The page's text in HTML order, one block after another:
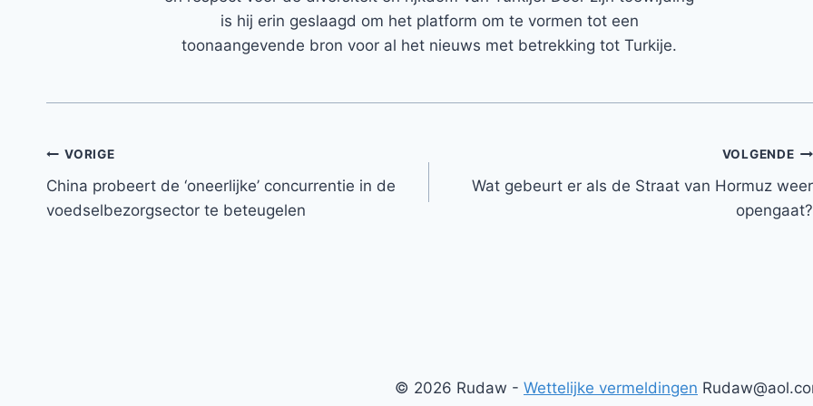
is hij erin geslaagd om het platform om te vormen tot een
toonaangevende bron voor al het nieuws met betrekking tot Turkije.
Bericht
navigatie
VORIGE
China probeert de ‘oneerlijke’ concurrentie in de
voedselbezorgsector te beteugelen
VOLGENDE
Wat gebeurt er als de Straat van Hormuz weer
opengaat?
© 2026 Rudaw - Wettelijke vermeldingen